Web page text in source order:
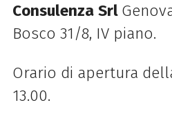
Consulenza Srl
Bosco 31/8, IVpiano.
Orario di apertura
13.00.